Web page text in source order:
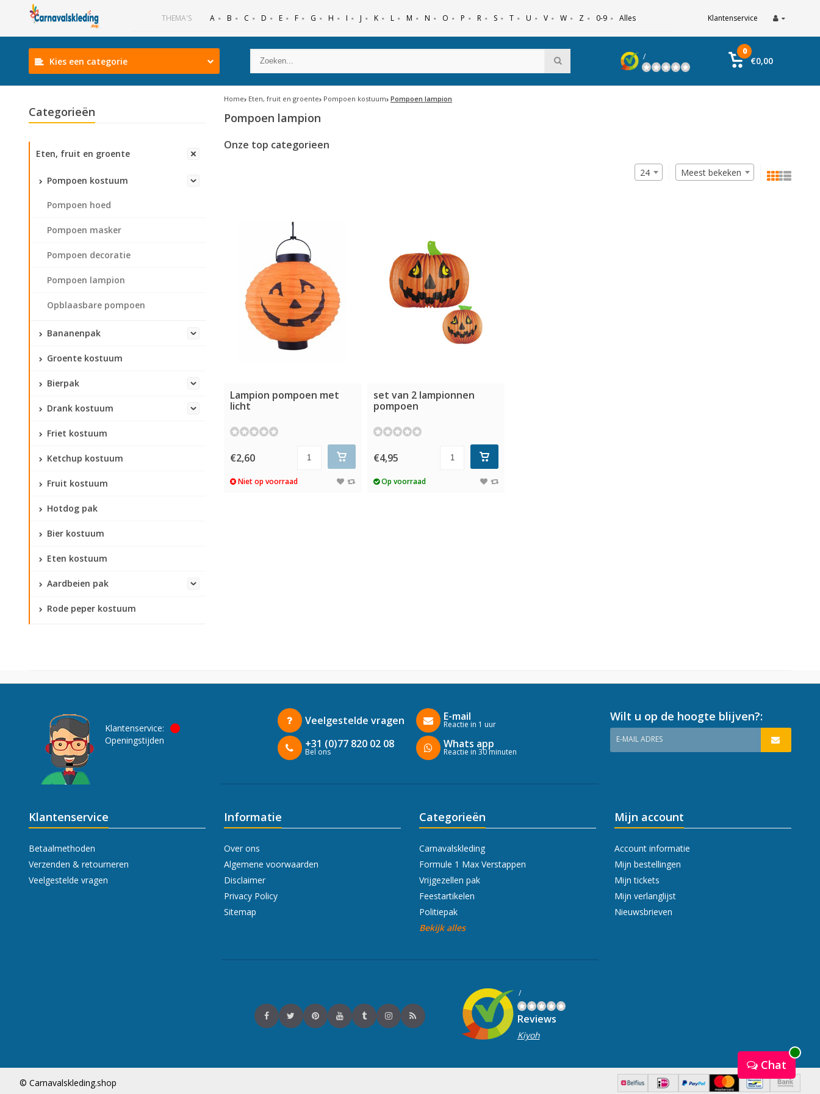
THEMA'S A B C D E F G H I J K L M N O P R S T U V W Z 0-9 Alles Klantenservice
Kies een categorie /
0
€0,00
Categorieën
Eten, fruit en groente
Pompoen kostuum
Pompoen hoed
Pompoen masker
Pompoen decoratie
Pompoen lampion
Opblaasbare pompoen
Bananenpak
Groente kostuum
Bierpak
Drank kostuum
Friet kostuum
Ketchup kostuum
Fruit kostuum
Hotdog pak
Bier kostuum
Eten kostuum
Aardbeien pak
Rode peper kostuum
Home Eten, fruit en groente Pompoen kostuum Pompoen lampion
Pompoen lampion
Onze top categorieen
Meest bekeken
24
Lampion pompoen met
licht
€2,60
Niet op voorraad
set van 2 lampionnen
pompoen
€4,95
Op voorraad
Klantenservice:
Openingstijden
Veelgestelde vragen
+31 (0)77 820 02 08
Bel ons
E-mail
Reactie in 1 uur
Whats app
Reactie in 30 minuten
Wilt u op de hoogte blijven?:
E-MAIL ADRES
Klantenservice
Betaalmethoden
Verzenden & retourneren
Veelgestelde vragen
Informatie
Over ons
Algemene voorwaarden
Disclaimer
Privacy Policy
Sitemap
Categorieën
Carnavalskleding
Formule 1 Max Verstappen
Vrijgezellen pak
Feestartikelen
Politiepak
Bekijk alles
Mijn account
Account informatie
Mijn bestellingen
Mijn tickets
Mijn verlanglijst
Nieuwsbrieven
/
Reviews
Kiyoh
© Carnavalskleding.shop
Chat